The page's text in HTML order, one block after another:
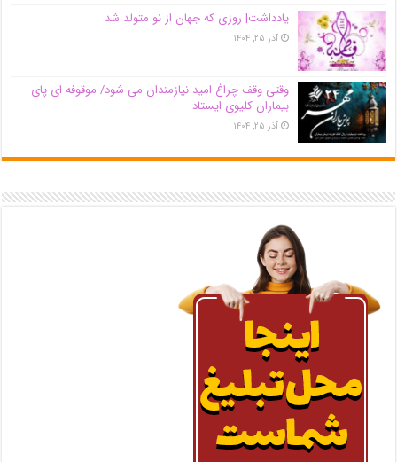
یادداشت| روزی که جهان از نو متولد شد
آذر ۲۵, ۱۴۰۴
وقتی وقف چراغ امید نیازمندان می شود/ موقوفه ای پای
بیماران کلیوی ایستاد
آذر ۲۵, ۱۴۰۴